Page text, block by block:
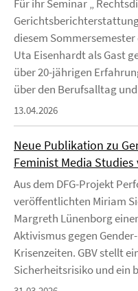
Für ihr Seminar „
diesem
Uta Eisenhardt als Gast
über 20-jährigen
über den Berufsalltag und
13.04.2026
Neue Publikation zu
Feminist Media
Aus dem DFG-Projekt
veröffentlichten Miriam
Margreth Lünenborg
Aktivismus gegen
Krisenzeiten. GBV stellt
Sicherheitsrisiko und ein